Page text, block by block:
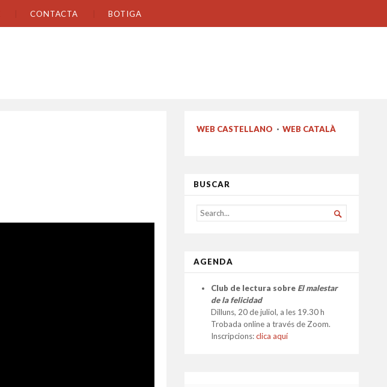
CONTACTA BOTIGA
WEB CASTELLANO · WEB CATALÀ
BUSCAR
SEARCH
FOR...

AGENDA
Club de lectura sobre El malestar
de la felicidad
Dilluns, 20 de juliol, a les 19.30 h
Trobada online a través de Zoom.
Inscripcions:clica aquí